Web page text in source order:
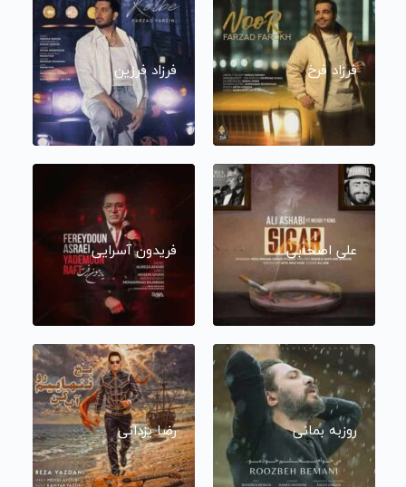
فرزاد فرخ فرزاد فرزین
علی اصحابی فریدون آسرایی
روزبه بمانی رضا یزدانی